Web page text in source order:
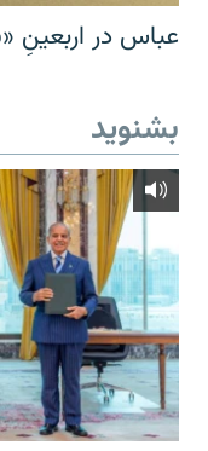
عباس در اربعینِ
بشنوید